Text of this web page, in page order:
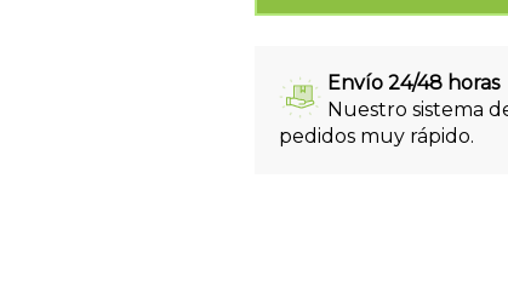
Envío 24/48 horas
Nuestro sistema
pedidos muy rápido.